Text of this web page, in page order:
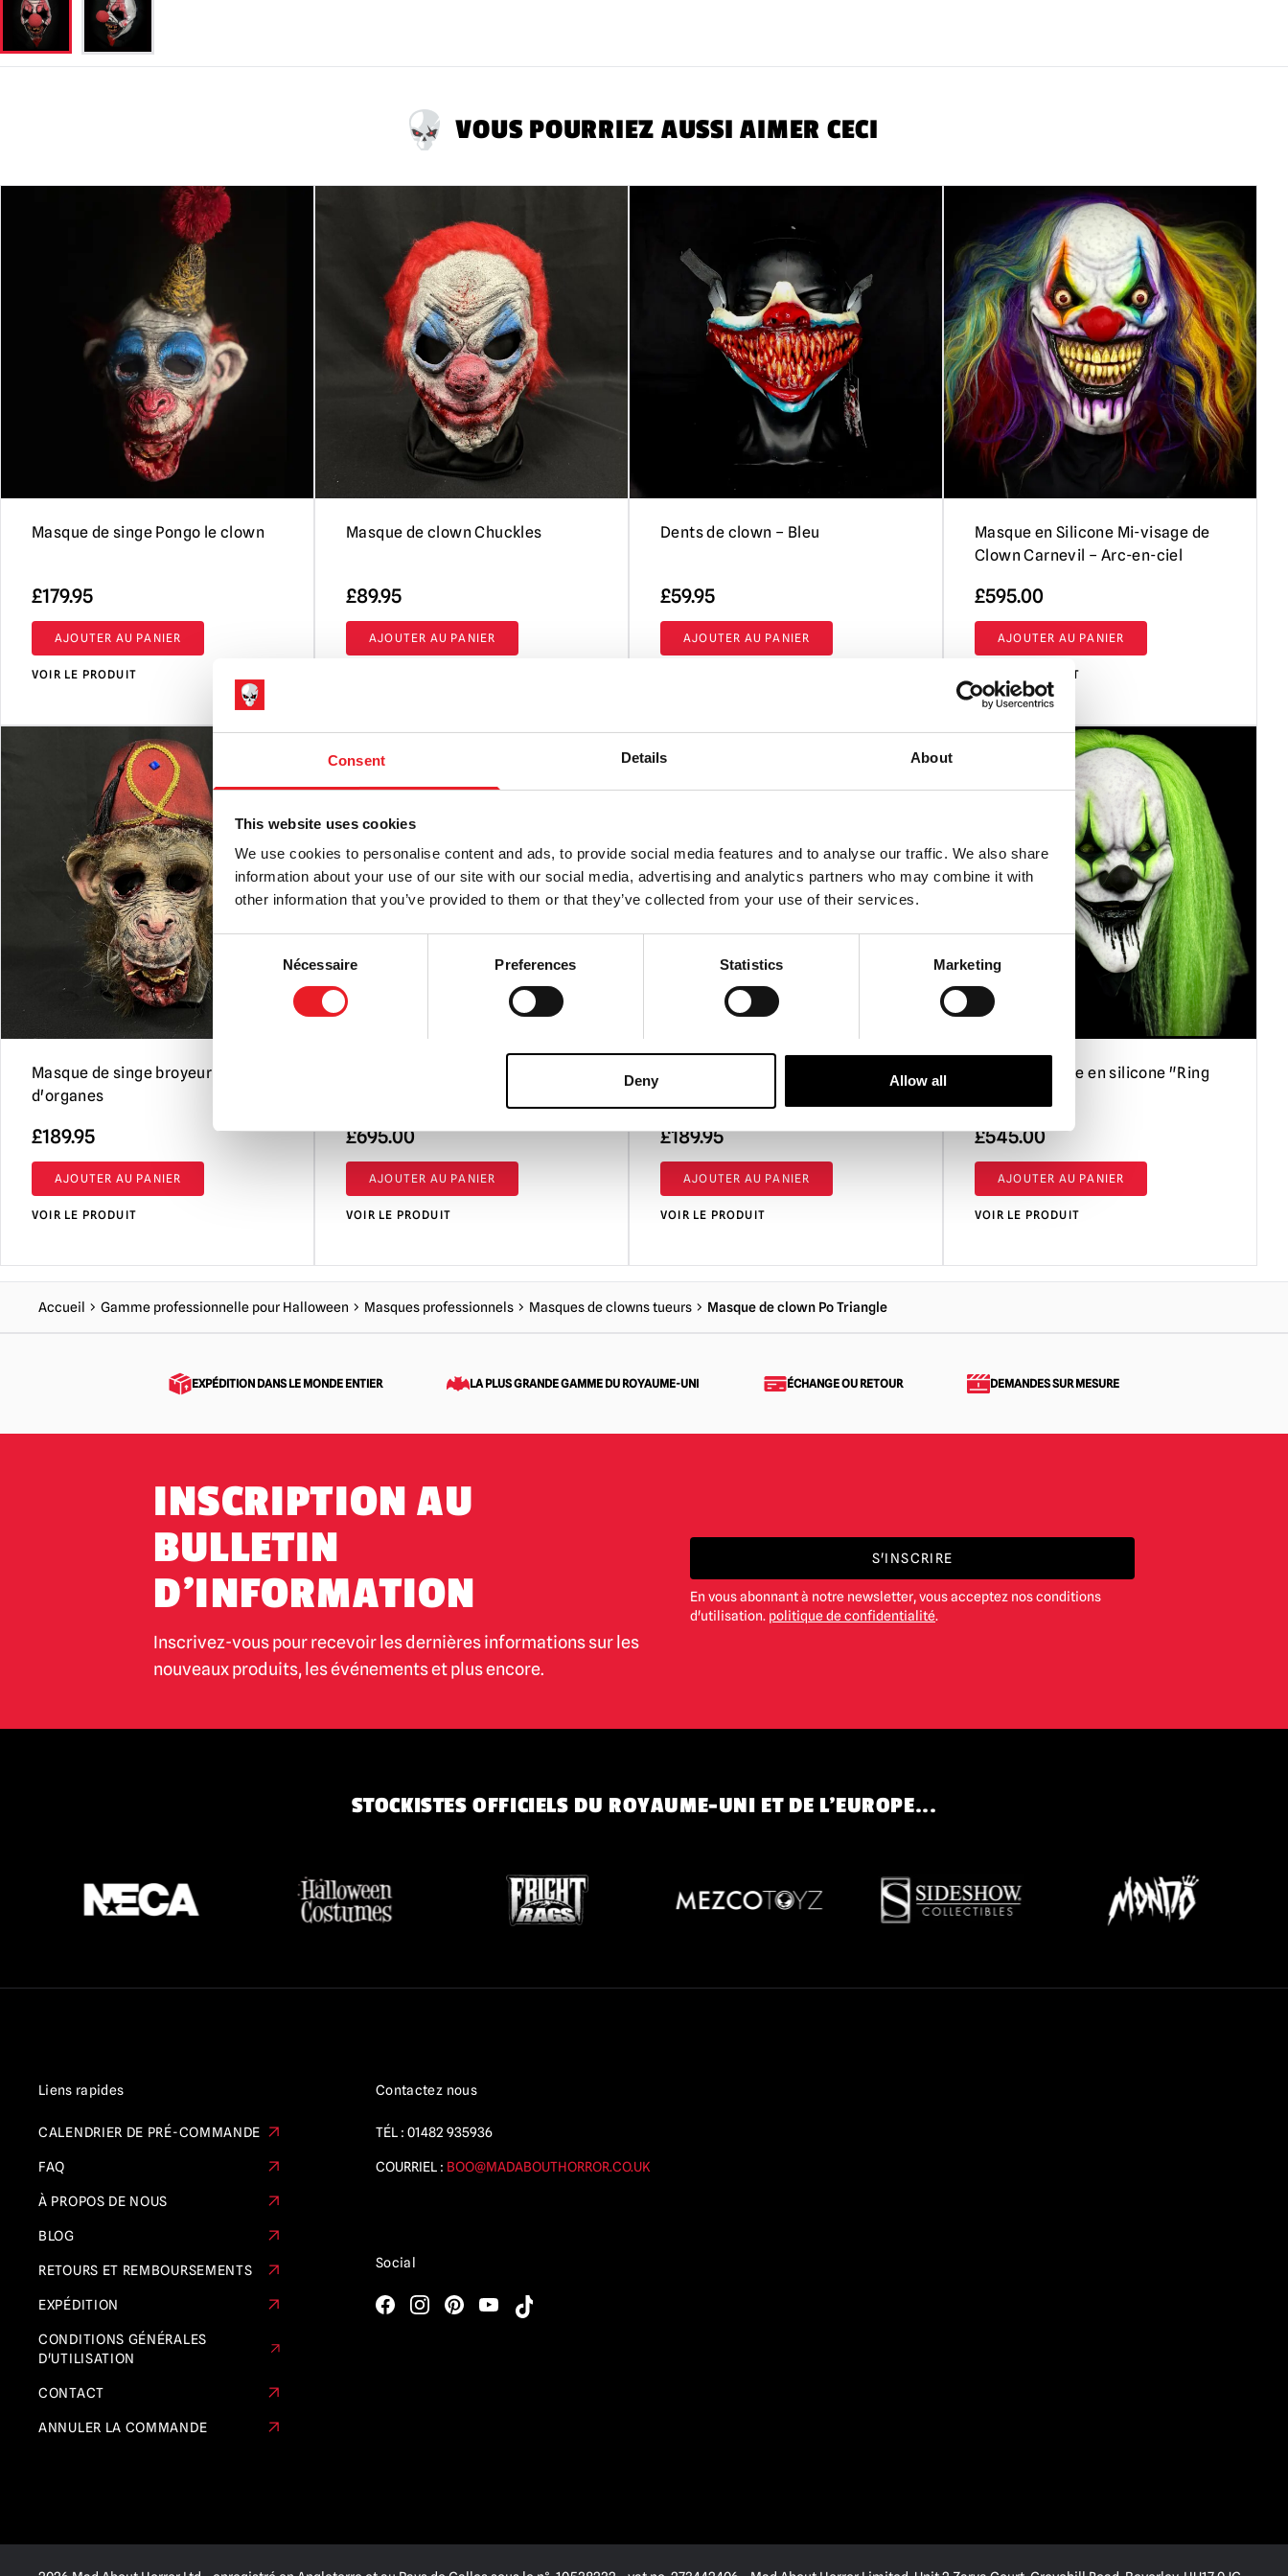
Consent Details About
This website uses cookies
We use cookies to personalise content and ads, to provide social media features and to analyse our traffic. We also share
information about your use of our site with our social media, advertising and analytics partners who may combine it with
other information that you’ve provided to them or that they’ve collected from your use of their services.
Consent
Selection
Nécessaire Preferences Statistics Marketing
Deny Allow all
VOUS POURRIEZ AUSSI AIMER CECI
Masque de singe Pongo le clown
£179.95
AJOUTER AU PANIER
VOIR LE PRODUIT
Masque de clown Chuckles
£89.95
AJOUTER AU PANIER
Dents de clown – Bleu
£59.95
AJOUTER AU PANIER
Masque en Silicone Mi-visage de
Clown Carnevil – Arc-en-ciel
£595.00
AJOUTER AU PANIER
VOIR LE PRODUIT
Masque de singe broyeur
d'organes
£189.95
AJOUTER AU PANIER
VOIR LE PRODUIT
£695.00
AJOUTER AU PANIER
VOIR LE PRODUIT
£189.95
AJOUTER AU PANIER
VOIR LE PRODUIT
"Demi-masque en silicone "Ring
£545.00
AJOUTER AU PANIER
VOIR LE PRODUIT
Accueil Gamme professionnelle pour Halloween Masques professionnels Masques de clowns tueurs Masque de clown Po Triangle
EXPÉDITION DANS LE MONDE ENTIER LA PLUS GRANDE GAMME DU ROYAUME-UNI ÉCHANGE OU RETOUR DEMANDES SUR MESURE
INSCRIPTION AU
BULLETIN
D'INFORMATION
Inscrivez-vous pour recevoir les dernières informations sur les
nouveaux produits, les événements et plus encore.
S'INSCRIRE
En vous abonnant à notre newsletter, vous acceptez nos conditions
d'utilisation. politique de confidentialité.
STOCKISTES OFFICIELS DU ROYAUME-UNI ET DE L'EUROPE...
Liens rapides
CALENDRIER DE PRÉ-COMMANDE
FAQ
À PROPOS DE NOUS
BLOG
RETOURS ET REMBOURSEMENTS
EXPÉDITION
CONDITIONS GÉNÉRALES
D'UTILISATION
CONTACT
ANNULER LA COMMANDE
Contactez nous
TÉL : 01482 935936
COURRIEL : BOO@MADABOUTHORROR.CO.UK
Social